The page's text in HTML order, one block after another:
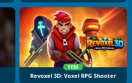
YENI
Revoxel 3D: Voxel RPG Shooter